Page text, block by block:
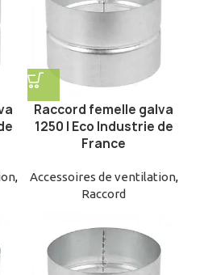
,
Raccord femelle galva
1250 | Eco Industrie de
France
Accessoires de ventilation,
Raccord